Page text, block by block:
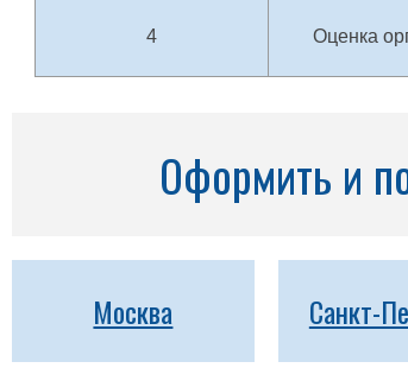
4 Оценка
Оформить и
Москва Санкт-